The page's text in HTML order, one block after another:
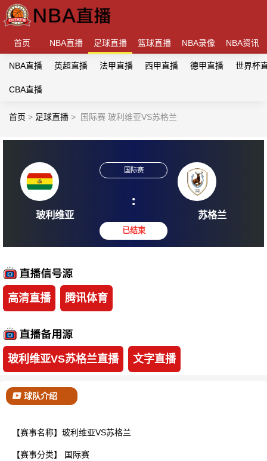
首页 NBA直播 足球直播 篮球直播 NBA录像 NBA资讯
NBA直播 英超直播 法甲直播 西甲直播 德甲直播 世界杯
CBA直播
首页 > 足球直播 > 国际赛 玻利维亚VS苏格兰
:
高清直播 腾讯体育
玻利维亚VS苏格兰直播 文字直播
球队介绍
【赛事名称】玻利维亚VS苏格兰
【赛事分类】 国际赛